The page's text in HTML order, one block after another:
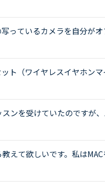
っているカメラを自分が
は消えるのですか？講師の
ト（ワイヤレスイヤホンマ
きたため、Android版のア
...
ンを受けていたのですが
ンでも受講し始めました。
えて欲しいです。私は
カメラではなく、外付け
...